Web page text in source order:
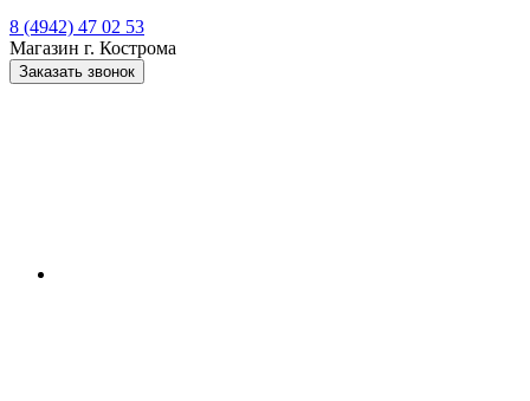
8 (4942) 47 02 53
Магазин г. Кострома
Заказать звонок